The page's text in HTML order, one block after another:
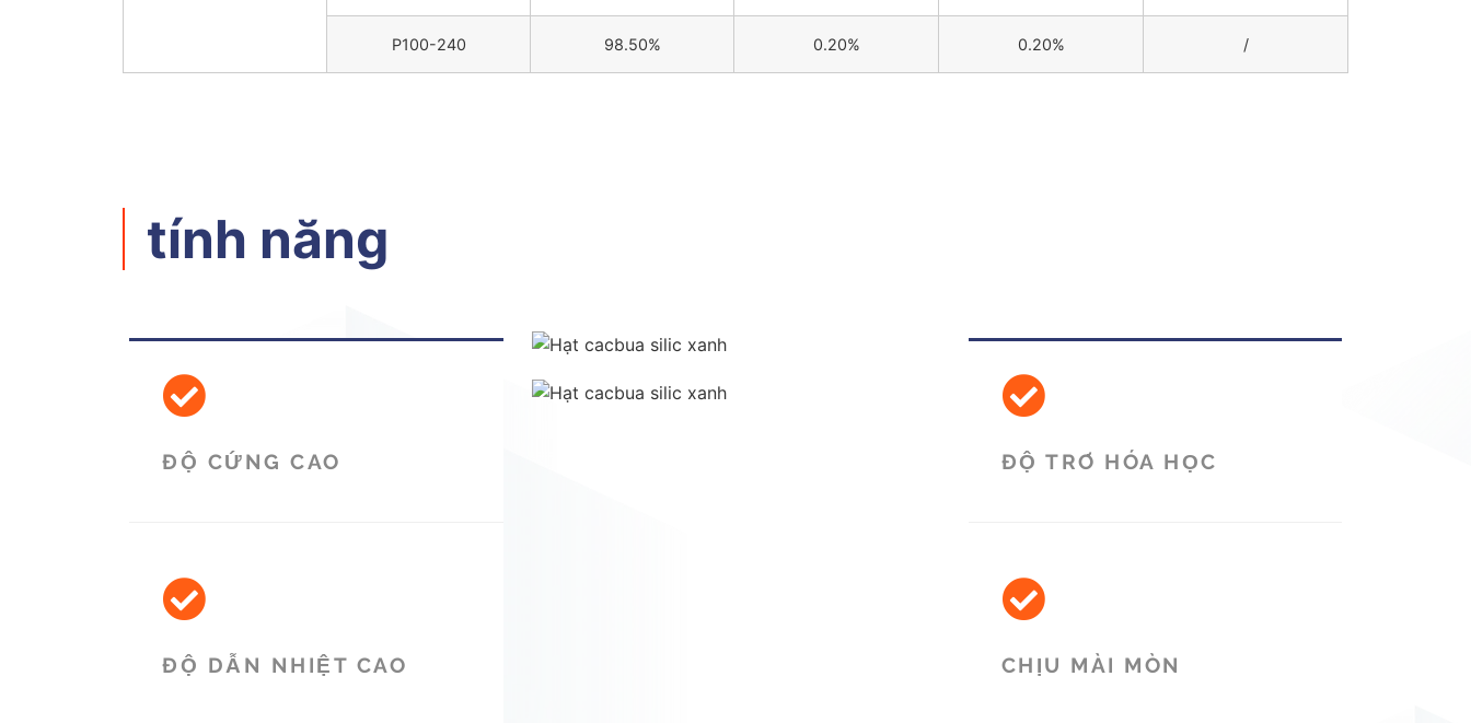
P100-240 98.50% 0.20% 0.20% /
tính năng
ĐỘ CỨNG CAO
ĐỘ DẪN NHIỆT CAO
ĐỘ TRƠ HÓA HỌC
CHỊU MÀI MÒN